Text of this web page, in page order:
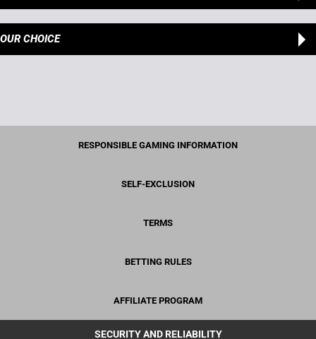
OUR CHOICE
RESPONSIBLE GAMING INFORMATION
SELF-EXCLUSION
TERMS
BETTING RULES
AFFILIATE PROGRAM
SECURITY AND RELIABILITY